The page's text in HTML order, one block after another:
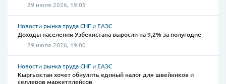
29 июля 2026, 19:05
Новости рынка труда СНГ и ЕАЭС
Доходы населения Узбекистана выросли на 9,2% за полугодие
29 июля 2026, 19:00
Новости рынка труда СНГ и ЕАЭС
Кыргызстан хочет обнулить единый налог для швейников и
селлеров маркетплейсов